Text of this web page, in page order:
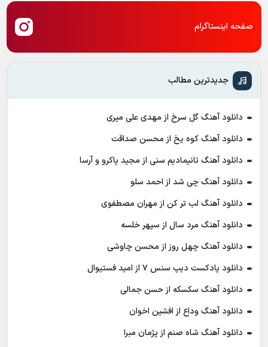
صفحه اینستاگرام
جدیدترین مطالب
دانلود آهنگ گل سرخ از مهدی علی میری
دانلود آهنگ کوه یخ از محسن صداقت
دانلود آهنگ تانیمادیم سنی از مجید پاکرو و آرسا
دانلود آهنگ چی شد از احمد سلو
دانلود آهنگ لب تر کن از مهران مصطفوی
دانلود آهنگ مرد سال از سپهر خلسه
دانلود آهنگ چهل روز از محسن چاوشی
دانلود پادکست ديپ سنس ۷ از اميد فستيوال
دانلود آهنگ سکسکه از حسن جمالی
دانلود آهنگ وداع از افشين اخوان
دانلود آهنگ شاه صنم از پژمان مبرا